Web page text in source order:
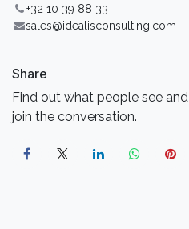
+32 10 39 88 33
sales@idealisconsulting.com
Share
Find out what people see
join the conversation.